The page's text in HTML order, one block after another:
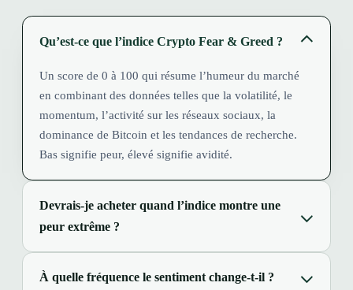
Qu’est-ce que l’indice Crypto Fear & Greed ?
Un score de 0 à 100 qui résume l’humeur du marché
en combinant des données telles que la volatilité, le
momentum, l’activité sur les réseaux sociaux, la
dominance de Bitcoin et les tendances de recherche.
Bas signifie peur, élevé signifie avidité.
Devrais-je acheter quand l’indice montre une
peur extrême ?
À quelle fréquence le sentiment change-t-il ?